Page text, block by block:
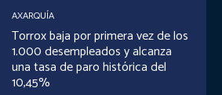
AXARQUÍA
Torrox baja por primera vez de los
1.000 desempleados y alcanza
una tasa de paro histórica del
10,45%